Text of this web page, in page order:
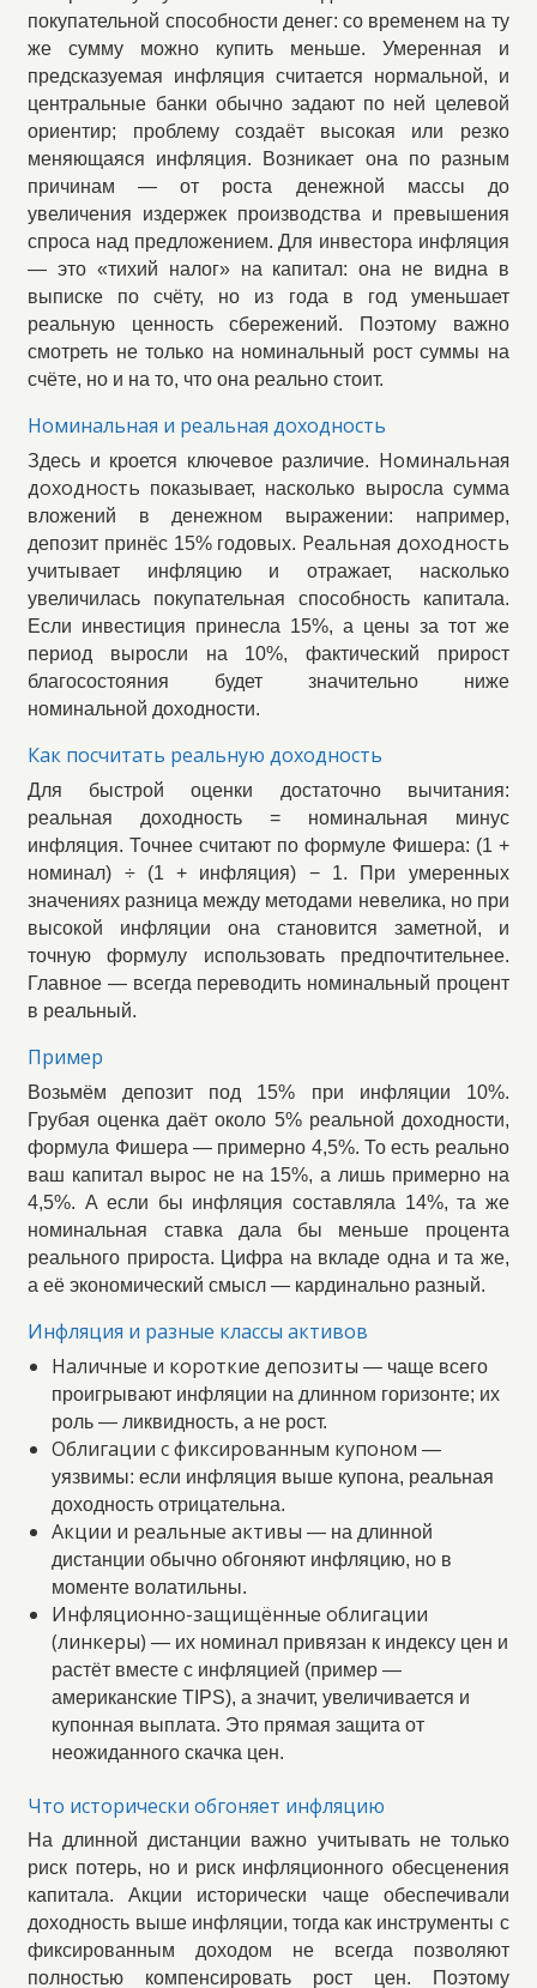
покупательной способности денег: со временем на ту
же сумму можно купить меньше. Умеренная и
предсказуемая инфляция считается нормальной, и
центральные банки обычно задают по ней целевой
ориентир; проблему создаёт высокая или резко
меняющаяся инфляция. Возникает она по разным
причинам — от роста денежной массы до
увеличения издержек производства и превышения
спроса над предложением. Для инвестора инфляция
— это «тихий налог» на капитал: она не видна в
выписке по счёту, но из года в год уменьшает
реальную ценность сбережений. Поэтому важно
смотреть не только на номинальный рост суммы на
счёте, но и на то, что она реально стоит.
Номинальная и реальная доходность
Здесь и кроется ключевое различие. Номинальная
доходность показывает, насколько выросла сумма
вложений в денежном выражении: например,
депозит принёс 15% годовых. Реальная доходность
учитывает инфляцию и отражает, насколько
увеличилась покупательная способность капитала.
Если инвестиция принесла 15%, а цены за тот же
период выросли на 10%, фактический прирост
благосостояния будет значительно ниже
номинальной доходности.
Как посчитать реальную доходность
Для быстрой оценки достаточно вычитания:
реальная доходность = номинальная минус
инфляция. Точнее считают по формуле Фишера: (1 +
номинал) ÷ (1 + инфляция) − 1. При умеренных
значениях разница между методами невелика, но при
высокой инфляции она становится заметной, и
точную формулу использовать предпочтительнее.
Главное — всегда переводить номинальный процент
в реальный.
Пример
Возьмём депозит под 15% при инфляции 10%.
Грубая оценка даёт около 5% реальной доходности,
формула Фишера — примерно 4,5%. То есть реально
ваш капитал вырос не на 15%, а лишь примерно на
4,5%. А если бы инфляция составляла 14%, та же
номинальная ставка дала бы меньше процента
реального прироста. Цифра на вкладе одна и та же,
а её экономический смысл — кардинально разный.
Инфляция и разные классы активов
Наличные и короткие депозиты— чаще всего
проигрывают инфляции на длинном горизонте; их
роль — ликвидность, а не рост.
Облигации с фиксированным купоном—
уязвимы: если инфляция выше купона, реальная
доходность отрицательна.
Акции и реальные активы— на длинной
дистанции обычно обгоняют инфляцию, но в
моменте волатильны.
Инфляционно-защищённые облигации
(линкеры)— их номинал привязан к индексу цен и
растёт вместе с инфляцией (пример —
американские TIPS), а значит, увеличивается и
купонная выплата. Это прямая защита от
неожиданного скачка цен.
Что исторически обгоняет инфляцию
На длинной дистанции важно учитывать не только
риск потерь, но и риск инфляционного обесценения
капитала. Акции исторически чаще обеспечивали
доходность выше инфляции, тогда как инструменты с
фиксированным доходом не всегда позволяют
полностью компенсировать рост цен. Поэтому